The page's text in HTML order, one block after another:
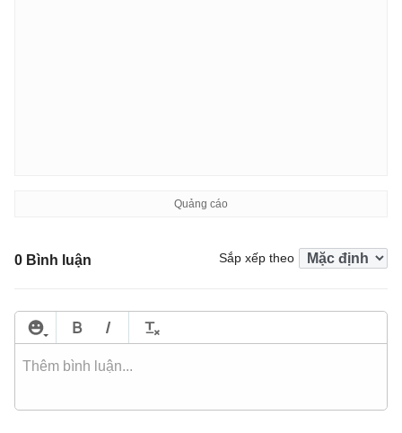
0 Bình luận Sắp xếp theo